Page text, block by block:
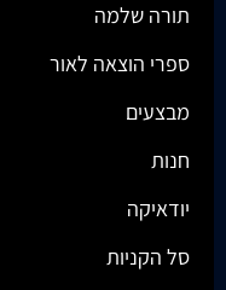
תורה שלמה
ספרי הוצאה לאור
מבצעים
חנות
יודאיקה
סל הקניות